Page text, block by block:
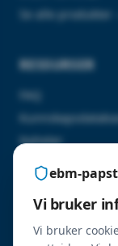
ebm-
Vi bruker
Vi bruker
Se alle produkter
RESSURSER
FAQ
Nyheter
Kontakt oss